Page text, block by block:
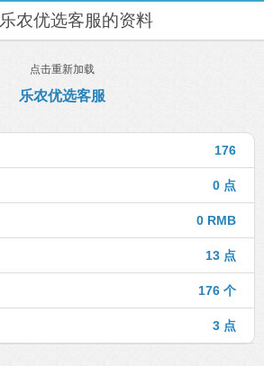
乐农优选客服的资料
点击重新加载
乐农优选客服
176
0 点
0 RMB
13 点
176 个
3 点